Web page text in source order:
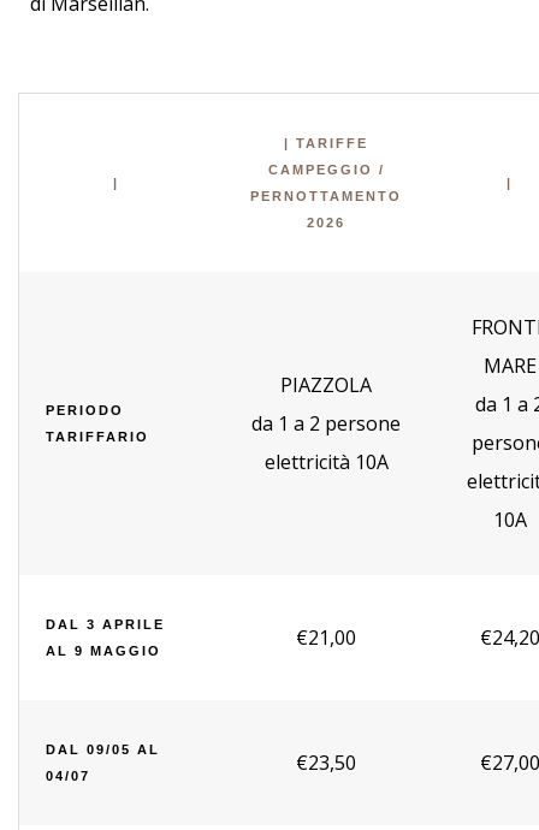
| TARIFFE
CAMPEGGIO /
PERNOTTAMENTO
2026
PERIODO
TARIFFARIO
PIAZZOLA
da 1 a 2 persone
elettricità 10A
MARE
da 1 a
10A
DAL 3 APRILE
AL 9 MAGGIO
€21,00 €24,20
DAL 09/05 AL
04/07
€23,50 €27,00